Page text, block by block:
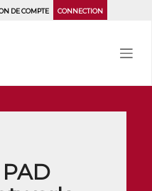
DE COMPTE CONNECTION